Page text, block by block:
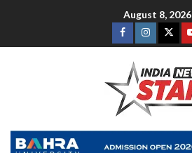
August 8, 2026